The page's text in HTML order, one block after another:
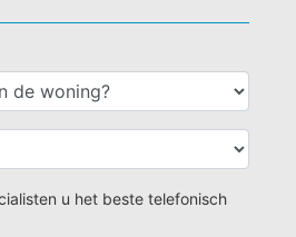
u het beste telefonisch